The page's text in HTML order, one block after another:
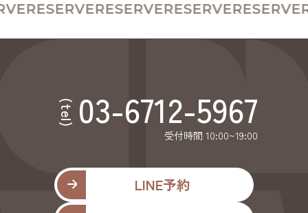
RESERVERESERVERESERVERESERVE
(tel) 03-6712-5967
受付時間 10:00~19:00
LINE予約